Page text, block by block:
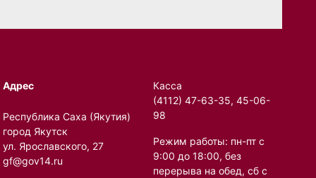
Адрес
Республика Саха (Якутия)
город Якутск
ул. Ярославского, 27
gf@gov14.ru
Касса
(4112) 47-63-35, 45-06-
98
Режим работы: пн-пт с
9:00 до 18:00, без
перерыва на обед, сб с